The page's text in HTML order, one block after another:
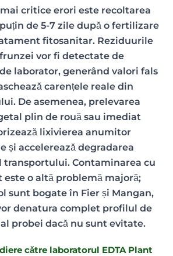
critice erori este recoltarea
de 5-7 zile după o fertilizare
fitosanitar. Reziduurile
vor fi detectate de
laborator, generând valori fals
carențele reale din
De asemenea, prelevarea
plin de rouă sau imediat
lixivierea anumitor
și accelerează degradarea
Contaminarea cu
este o altă problemă majoră;
sunt bogate în Fier și Mangan,
denatura complet profilul de
probei dacă nu sunt evitate.
către laboratorul EDTA Plant